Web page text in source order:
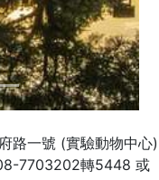
路一號 (實驗動物中心)
7703202轉5448 或